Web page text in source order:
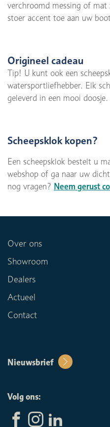
verchroomd messing of
stoer accent toe aan uw
Origineel cadeau
Tip! U kunt ook een
watersportliefhebber. Elk
geleverd in een mooi doosje.
Scheepsklok kopen?
Een scheepsklok bestelt u
webshop of ga naar uw
nog vragen? Neem gerust
Over ons
Showroom
Dealers
Actueel
Contact
Nieuwsbrief
Volg ons: